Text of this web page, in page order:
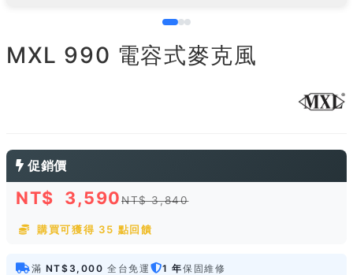
MXL 990 電容式麥克風
促銷價
NT$ 3,590NT$ 3,840
購買可獲得 35 點回饋
滿 NT$3,000 全台免運 1 年保固維修